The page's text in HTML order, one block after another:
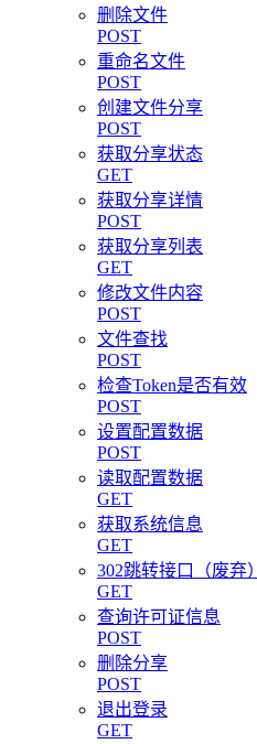
删除文件
POST
重命名文件
POST
创建文件分享
POST
获取分享状态
GET
获取分享详情
POST
获取分享列表
GET
修改文件内容
POST
文件查找
POST
检查Token是否有效
POST
设置配置数据
POST
读取配置数据
GET
获取系统信息
GET
302跳转接口（废弃）
GET
查询许可证信息
POST
删除分享
POST
退出登录
GET